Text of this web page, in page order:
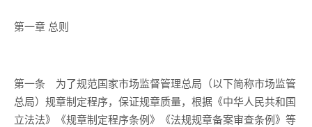
第一章 总则
第一条 为了规范国家市场监督管理总局（以下简称市场监管
总局）规章制定程序，保证规章质量，根据《中华人民共和国
立法法》《规章制定程序条例》《法规规章备案审查条例》等